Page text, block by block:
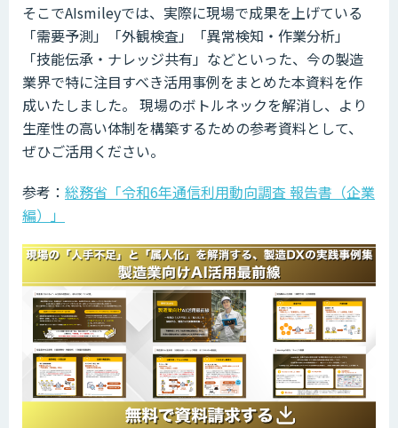
そこでAIsmileyでは、実際に現場で成果を上げている
「需要予測」「外観検査」「異常検知・作業分析」
「技能伝承・ナレッジ共有」などといった、今の製造
業界で特に注目すべき活用事例をまとめた本資料を作
成いたしました。 現場のボトルネックを解消し、より
生産性の高い体制を構築するための参考資料として、
ぜひご活用ください。
参考： 総務省「令和6年通信利用動向調査 報告書（企業
編）」